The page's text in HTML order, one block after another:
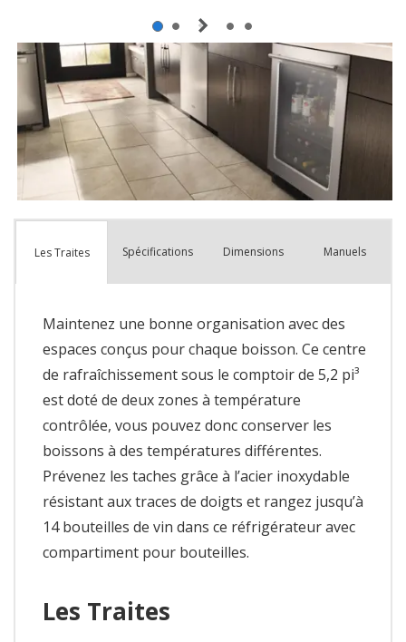
Les Traites Spécifications Dimensions Manuels
Maintenez une bonne organisation avec des
espaces conçus pour chaque boisson. Ce centre
de rafraîchissement sous le comptoir de 5,2 pi³
est doté de deux zones à température
contrôlée, vous pouvez donc conserver les
boissons à des températures différentes.
Prévenez les taches grâce à l’acier inoxydable
résistant aux traces de doigts et rangez jusqu’à
14 bouteilles de vin dans ce réfrigérateur avec
compartiment pour bouteilles.
Les Traites